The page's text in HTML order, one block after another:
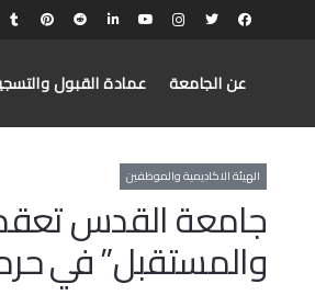
عن الجامعة عمادة القبول
الهيئة الاكاديمية والموظفين
جامعة القدس
والمستقبل” في